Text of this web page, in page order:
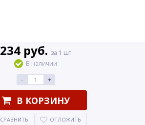
234 руб. за 1 шт
В наличии
-
+
В КОРЗИНУ
СРАВНИТЬ ОТЛОЖИТЬ